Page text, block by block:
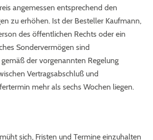
angemessen entsprechend den
zu erhöhen. Ist der Besteller Kaufmann,
des öffentlichen Rechts oder ein
Sondervermögen sind
der vorgenannten Regelung
Vertragsabschluß und
mehr als sechs Wochen liegen.
sich, Fristen und Termine einzuhalten